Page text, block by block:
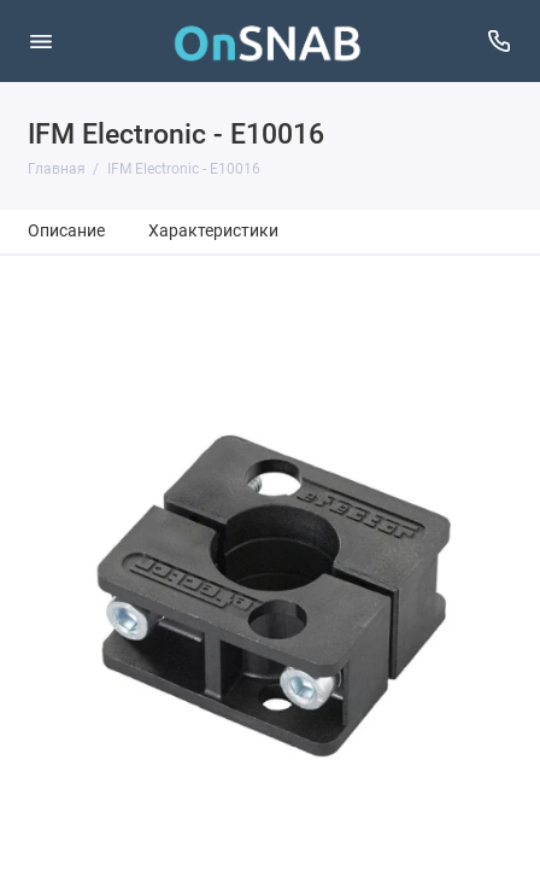
IFM Electronic - E10016
Главная IFM Electronic - E10016
Описание Характеристики